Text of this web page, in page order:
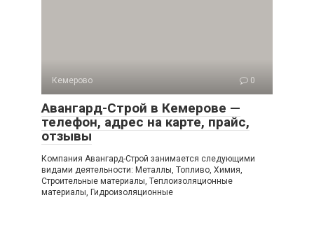
Кемерово 0
Авангард-Строй в Кемерове —
телефон, адрес на карте, прайс,
отзывы
Компания Авангард-Строй занимается следующими
видами деятельности: Металлы, Топливо, Химия,
Строительные материалы, Теплоизоляционные
материалы, Гидроизоляционные